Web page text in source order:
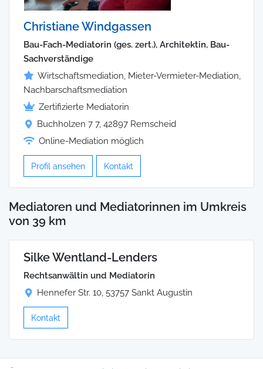
Christiane Windgassen
Bau-Fach-Mediatorin (ges. zert.), Architektin, Bau-
Sachverständige
Wirtschaftsmediation, Mieter-Vermieter-Mediation,
Nachbarschaftsmediation
Zertifizierte Mediatorin
Buchholzen 7 7, 42897 Remscheid
Online-Mediation möglich
Profil ansehen Kontakt
Mediatoren und Mediatorinnen im Umkreis
von 39 km
Silke Wentland-Lenders
Rechtsanwältin und Mediatorin
Hennefer Str. 10, 53757 Sankt Augustin
Kontakt